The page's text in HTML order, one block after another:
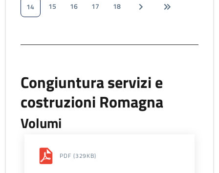
14
15 16 17 18
Congiuntura servizi e
costruzioni Romagna
Volumi
PDF (329KB)